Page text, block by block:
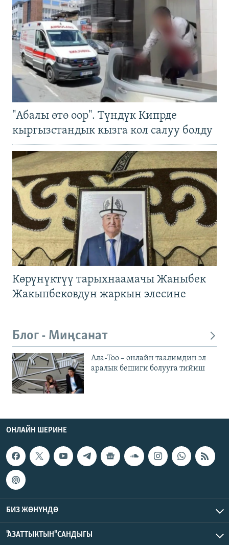
"Абалы өтө оор". Түндүк Кипрде
кыргызстандык кызга кол салуу болду
Көрүнүктүү тарыхнаамачы Жаныбек
Жакыпбековдун жаркын элесине
Блог - Миңсанат
Ала-Тоо – онлайн таалимдин эл
аралык бешиги болууга тийиш
ОНЛАЙН ШЕРИНЕ
БИЗ ЖӨНҮНДӨ
"АЗАТТЫКТЫН" САНДЫГЫ